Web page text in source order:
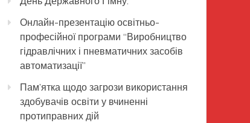
Онлайн-презентацію освітньо-
професійної програми “Виробництво
гідравлічних і пневматичних засобів
автоматизації”
Пам’ятка щодо загрози використання
здобувачів освіти у вчиненні
протиправних дій